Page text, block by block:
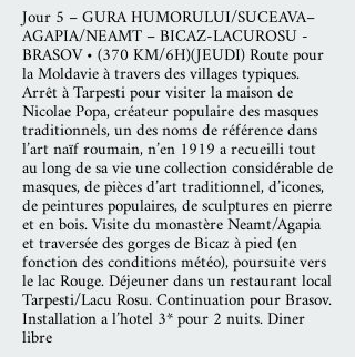
Jour 5 – GURA HUMORULUI/SUCEAVA–
AGAPIA/NEAMT – BICAZ-LACUROSU -
BRASOV • (370 KM/6H)(JEUDI) Route pour
la Moldavie à travers des villages typiques.
Arrêt à Tarpesti pour visiter la maison de
Nicolae Popa, créateur populaire des masques
traditionnels, un des noms de référence dans
l’art naïf roumain, n’en 1919 a recueilli tout
au long de sa vie une collection considérable de
masques, de pièces d’art traditionnel, d’icones,
de peintures populaires, de sculptures en pierre
et en bois. Visite du monastère Neamt/Agapia
et traversée des gorges de Bicaz à pied (en
fonction des conditions météo), poursuite vers
le lac Rouge. Déjeuner dans un restaurant local
Tarpesti/Lacu Rosu. Continuation pour Brasov.
Installation a l’hotel 3* pour 2 nuits. Diner
libre